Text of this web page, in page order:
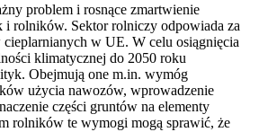
problem i rosnące zmartwienie
i rolników. Sektor rolniczy odpowiada za
cieplarnianych w UE. W celu osiągnięcia
klimatycznej do 2050 roku
Obejmują one m.in. wymóg
użycia nawozów, wprowadzenie
części gruntów na elementy
rolników te wymogi mogą sprawić, że